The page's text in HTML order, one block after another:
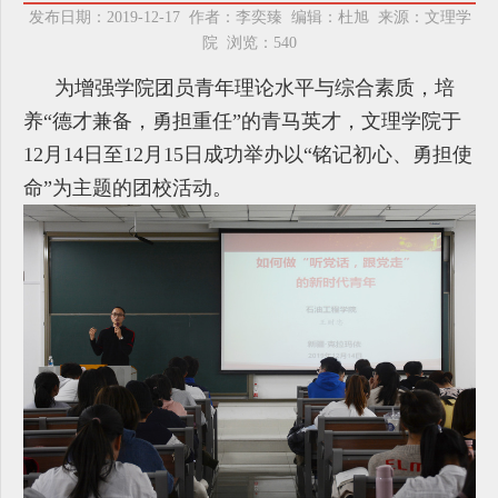
发布日期：2019-12-17 作者：李奕臻 编辑：杜旭 来源：文理学
院 浏览： 540
为增强学院团员青年理论水平与综合素质，培
养“德才兼备，勇担重任”的青马英才，文理学院于
12月14日至12月15日成功举办以“铭记初心、勇担使
命”为主题的团校活动。